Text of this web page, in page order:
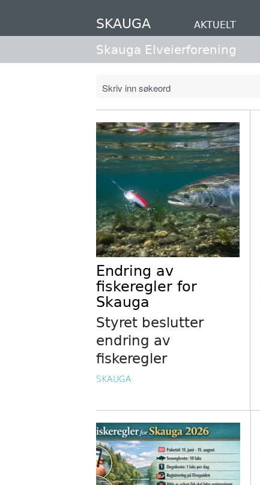
hovedinnhold
SKAUGA AKTUELT
Skauga Elveierforening
Endring av
fiskeregler for
Skauga
Styret beslutter
endring av
fiskeregler
SKAUGA